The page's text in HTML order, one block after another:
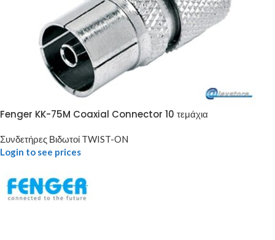
Fenger KK-75M Coaxial Connector 10 τεμάχια
Συνδετήρες Βιδωτοί TWIST-ON
Login to see prices